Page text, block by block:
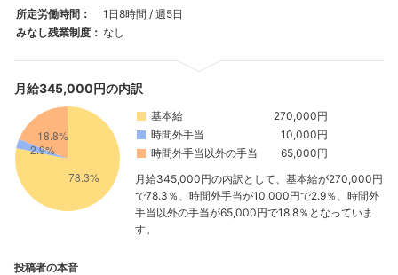
所定労働時間：
1日8時間 / 週5日
みなし残業制度： なし
月給345,000円の内訳
基本給
270,000円
時間外手当
10,000円
時間外手当以外の手当
65,000円
月給345,000円の内訳として、基本給が270,000円
で78.3％、時間外手当が10,000円で2.9％、時間外
手当以外の手当が65,000円で18.8％となっていま
す。
投稿者の本音